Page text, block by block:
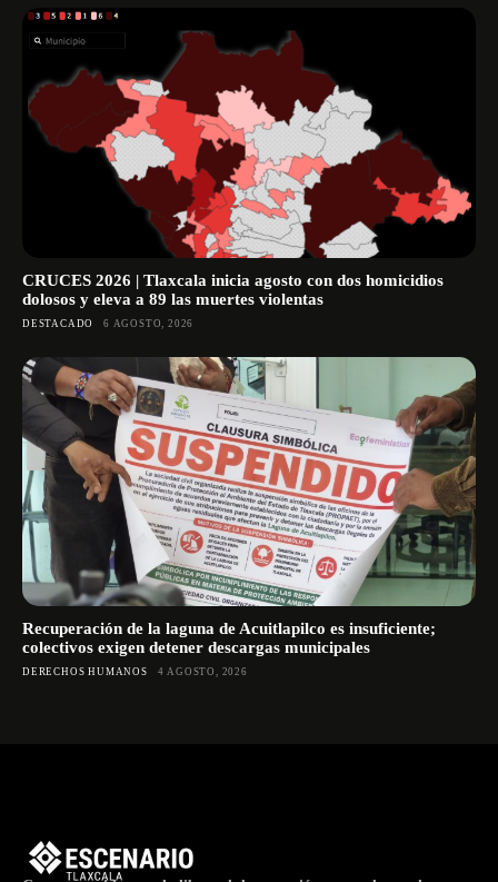
CRUCES 2026 | Tlaxcala inicia agosto con dos homicidios
dolosos y eleva a 89 las muertes violentas
DESTACADO 6 AGOSTO, 2026
Recuperación de la laguna de Acuitlapilco es insuficiente;
colectivos exigen detener descargas municipales
DERECHOS HUMANOS 4 AGOSTO, 2026